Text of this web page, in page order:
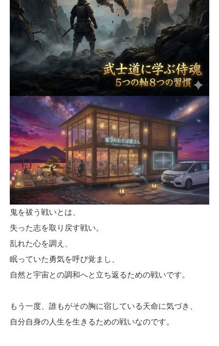
鬼を祓う戦いとは、
失った志を取り戻す戦い。
乱れた心を調え、
眠っていた勇気を呼び覚まし、
自然と宇宙との調和へと立ち返るための戦いです。
もう一度、誰もがその胸に宿している天命に気づき、
自分自身の人生を生きるための戦いなのです。